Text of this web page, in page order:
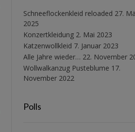
Schneeflockenkleid reloaded 27.
2025
Konzertkleidung 2. Mai 2023
Katzenwollkleid 7. Januar 2023
Alle Jahre wieder… 22. November
Wollwalkanzug Pusteblume 17.
November 2022
Polls